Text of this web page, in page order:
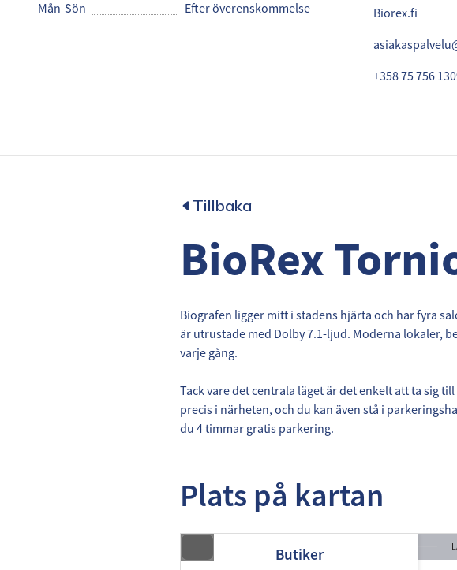
Mån-Sön
Efter överenskommelse
Biorex.fi
+358 75 756
Tillbaka
BioRex
Biografen ligger mitt i stadens hjärta och har fyra
är utrustade med Dolby 7.1-ljud. Moderna lokaler,
varje gång.
Tack vare det centrala läget är det enkelt att ta sig
precis i närheten, och du kan även stå i
du 4 timmar gratis parkering.
Plats på kartan
Butiker